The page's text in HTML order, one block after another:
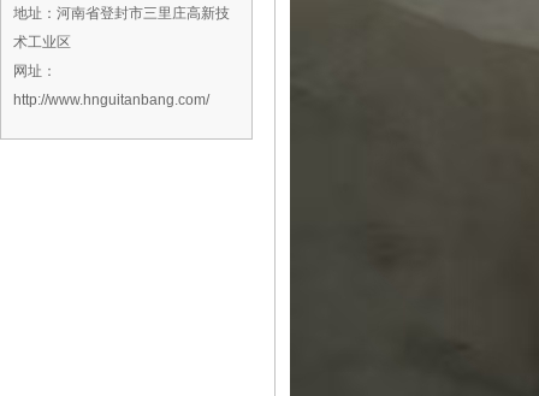
地址：河南省登封市三里庄高新技
术工业区
网址：
http://www.hnguitanbang.com/